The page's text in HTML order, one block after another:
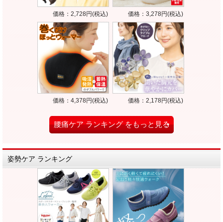
価格：2,728円(税込) 価格：3,278円(税込)
価格：4,378円(税込) 価格：2,178円(税込)
腰痛ケア ランキング をもっと見る
姿勢ケア ランキング